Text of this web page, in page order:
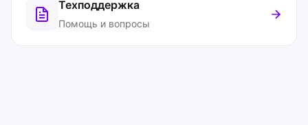
Техподдержка
Помощь и вопросы